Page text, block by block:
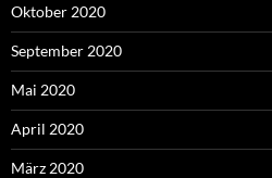
Oktober 2020
September 2020
Mai 2020
April 2020
März 2020